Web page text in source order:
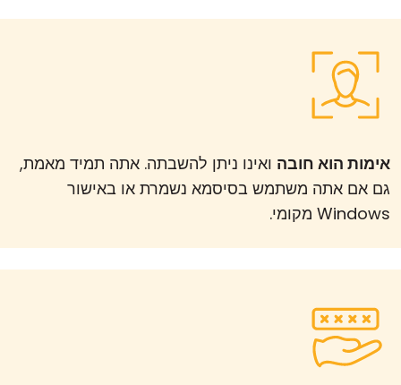
אימות הוא חובה ואינו ניתן להשבתה. אתה תמיד מאמת,
גם אם אתה משתמש בסיסמא נשמרת או באישור
Windows מקומי.